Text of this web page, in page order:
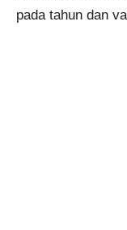
pada tahun dan